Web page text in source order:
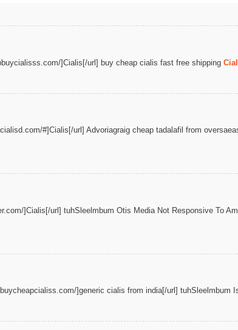
]Cialis[/url] buy cheap cialis fast free shipping
#]Cialis[/url] Advoriagraig cheap tadalafil from
]Cialis[/url] tuhSleelmbum Otis Media Not Responsive To
]generic cialis from india[/url] tuhSleelmbum